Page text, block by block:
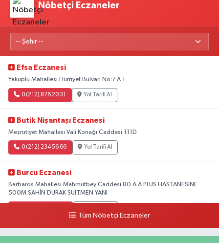
Nöbetçi Eczaneler
Efsa Eczanesi
Yakuplu Mahallesi Hürriyet Bulvarı No:7 A 1
0 (212) 876 20 31 Yol Tarifi Al
Butik Nişantaşı Eczanesi
Meşrutiyet Mahallesi Vali Konağı Caddesi 111D
0 (212) 234 56 66 Yol Tarifi Al
Burcu Eczanesi
Barbaros Mahallesi Mahmutbey Caddesi 80 A A PLUS HASTANESİNE
500M ŞAHİN DURAK SUITMEN YANI
Tüm Nöbetçi Eczaneler